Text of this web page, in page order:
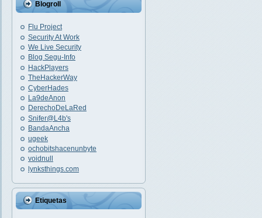
Blogroll
Flu Project
Security At Work
We Live Security
Blog Segu-Info
HackPlayers
TheHackerWay
CyberHades
La9deAnon
DerechoDeLaRed
Snifer@L4b's
BandaAncha
ugeek
ochobitshacenunbyte
voidnull
lynksthings.com
Etiquetas